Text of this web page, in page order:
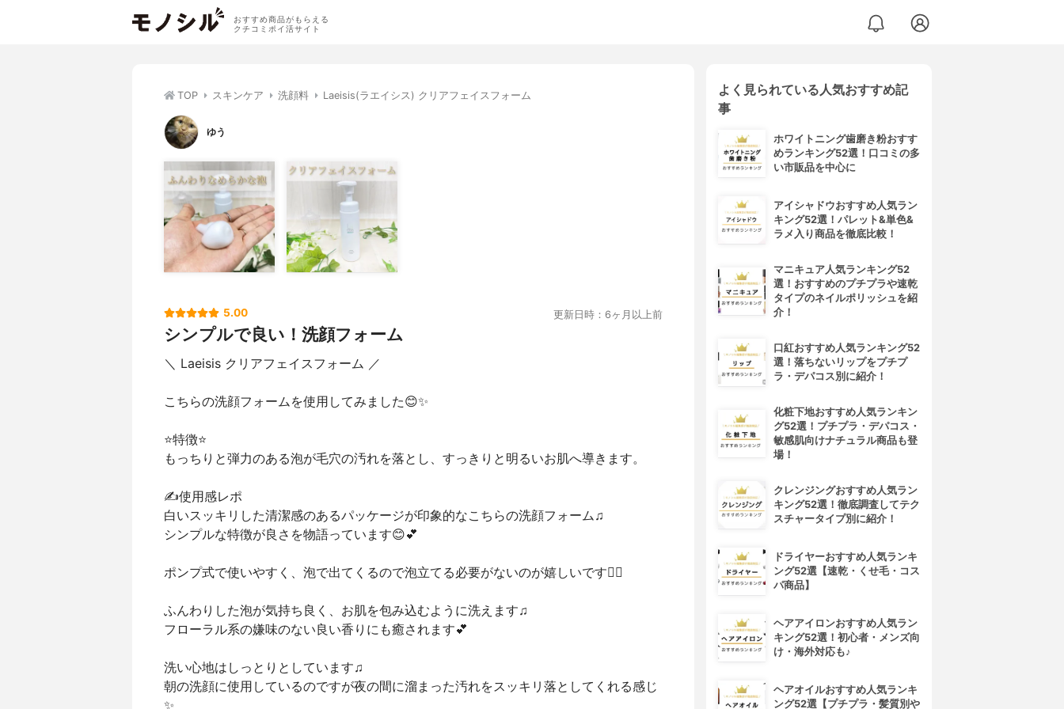
おすすめ商品がもらえる
クチコミポイ活サイト
TOP スキンケア 洗顔料 Laeisis(ラエイシス) クリアフェイスフォーム
ゆう
5.00 更新日時：6ヶ月以上前
シンプルで良い！洗顔フォーム
＼ Laeisis クリアフェイスフォーム ／
こちらの洗顔フォームを使用してみました😊✨
⭐️特徴⭐️
もっちりと弾力のある泡が毛穴の汚れを落とし、すっきりと明るいお肌へ導きます。
✍️使用感レポ
白いスッキリした清潔感のあるパッケージが印象的なこちらの洗顔フォーム♫
シンプルな特徴が良さを物語っています😊💕
ポンプ式で使いやすく、泡で出てくるので泡立てる必要がないのが嬉しいです🙆‍♀️
ふんわりした泡が気持ち良く、お肌を包み込むように洗えます♫
フローラル系の嫌味のない良い香りにも癒されます💕
洗い心地はしっとりとしています♫
朝の洗顔に使用しているのですが夜の間に溜まった汚れをスッキリ落としてくれる感じ
✨
よく見られている人気おすすめ記
事
ホワイトニング歯磨き粉おすす
めランキング52選！口コミの多
い市販品を中心に
アイシャドウおすすめ人気ラン
キング52選！パレット&単色&
ラメ入り商品を徹底比較！
マニキュア人気ランキング52
選！おすすめのプチプラや速乾
タイプのネイルポリッシュを紹
介！
口紅おすすめ人気ランキング52
選！落ちないリップをプチプ
ラ・デパコス別に紹介！
化粧下地おすすめ人気ランキン
グ52選！プチプラ・デパコス・
敏感肌向けナチュラル商品も登
場！
クレンジングおすすめ人気ラン
キング52選！徹底調査してテク
スチャータイプ別に紹介！
ドライヤーおすすめ人気ランキ
ング52選【速乾・くせ毛・コス
パ商品】
ヘアアイロンおすすめ人気ラン
キング52選！初心者・メンズ向
け・海外対応も♪
ヘアオイルおすすめ人気ランキ
ング52選【プチプラ・髪質別や